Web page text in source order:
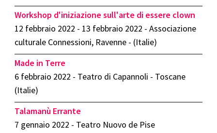
Workshop d'iniziazione sull'arte di essere clown
12 febbraio 2022 - 13 febbraio 2022 - Associazione
culturale Connessioni, Ravenne - (Italie)
Made in Terre
6 febbraio 2022 - Teatro di Capannoli - Toscane
(Italie)
Talamanù Errante
7 gennaio 2022 - Teatro Nuovo de Pise